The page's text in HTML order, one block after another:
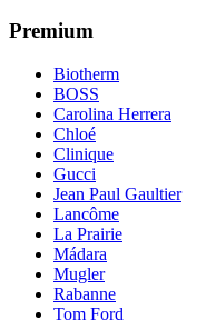
Premium
Biotherm
BOSS
Carolina Herrera
Chloé
Clinique
Gucci
Jean Paul Gaultier
Lancôme
La Prairie
Mádara
Mugler
Rabanne
Tom Ford